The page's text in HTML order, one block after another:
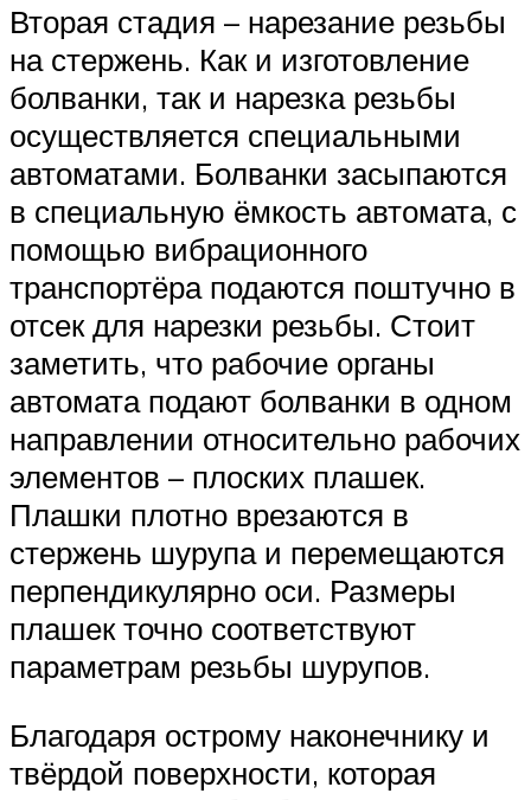
Вторая стадия – нарезание резьбы
на стержень. Как и изготовление
болванки, так и нарезка резьбы
осуществляется специальными
автоматами. Болванки засыпаются
в специальную ёмкость автомата, с
помощью вибрационного
транспортёра подаются поштучно в
отсек для нарезки резьбы. Стоит
заметить, что рабочие органы
автомата подают болванки в одном
направлении относительно рабочих
элементов – плоских плашек.
Плашки плотно врезаются в
стержень шурупа и перемещаются
перпендикулярно оси. Размеры
плашек точно соответствуют
параметрам резьбы шурупов.
Благодаря острому наконечнику и
твёрдой поверхности, которая